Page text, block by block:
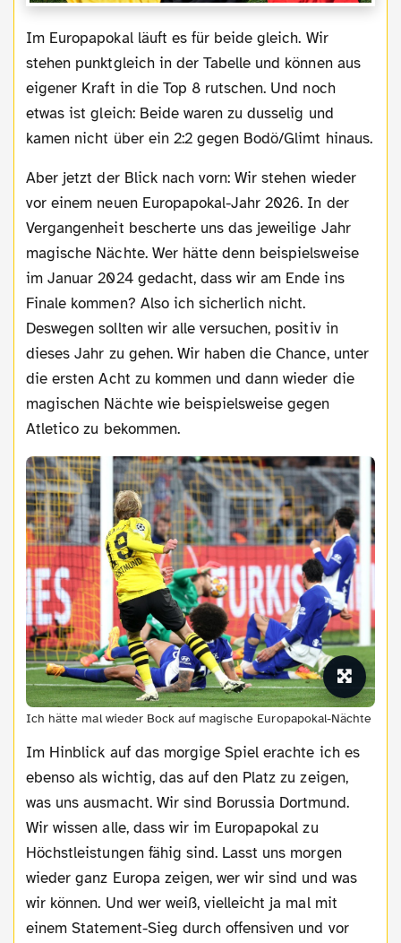
Im Europapokal läuft es für beide gleich. Wir
stehen punktgleich in der Tabelle und können aus
eigener Kraft in die Top 8 rutschen. Und noch
etwas ist gleich: Beide waren zu dusselig und
kamen nicht über ein 2:2 gegen Bodö/Glimt hinaus.
Aber jetzt der Blick nach vorn: Wir stehen wieder
vor einem neuen Europapokal-Jahr 2026. In der
Vergangenheit bescherte uns das jeweilige Jahr
magische Nächte. Wer hätte denn beispielsweise
im Januar 2024 gedacht, dass wir am Ende ins
Finale kommen? Also ich sicherlich nicht.
Deswegen sollten wir alle versuchen, positiv in
dieses Jahr zu gehen. Wir haben die Chance, unter
die ersten Acht zu kommen und dann wieder die
magischen Nächte wie beispielsweise gegen
Atletico zu bekommen.
Ich hätte mal wieder Bock auf magische Europapokal-Nächte
Im Hinblick auf das morgige Spiel erachte ich es
ebenso als wichtig, das auf den Platz zu zeigen,
was uns ausmacht. Wir sind Borussia Dortmund.
Wir wissen alle, dass wir im Europapokal zu
Höchstleistungen fähig sind. Lasst uns morgen
wieder ganz Europa zeigen, wer wir sind und was
wir können. Und wer weiß, vielleicht ja mal mit
einem Statement-Sieg durch offensiven und vor